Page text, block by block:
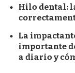
Hilo dental:
La
importante
a diario y